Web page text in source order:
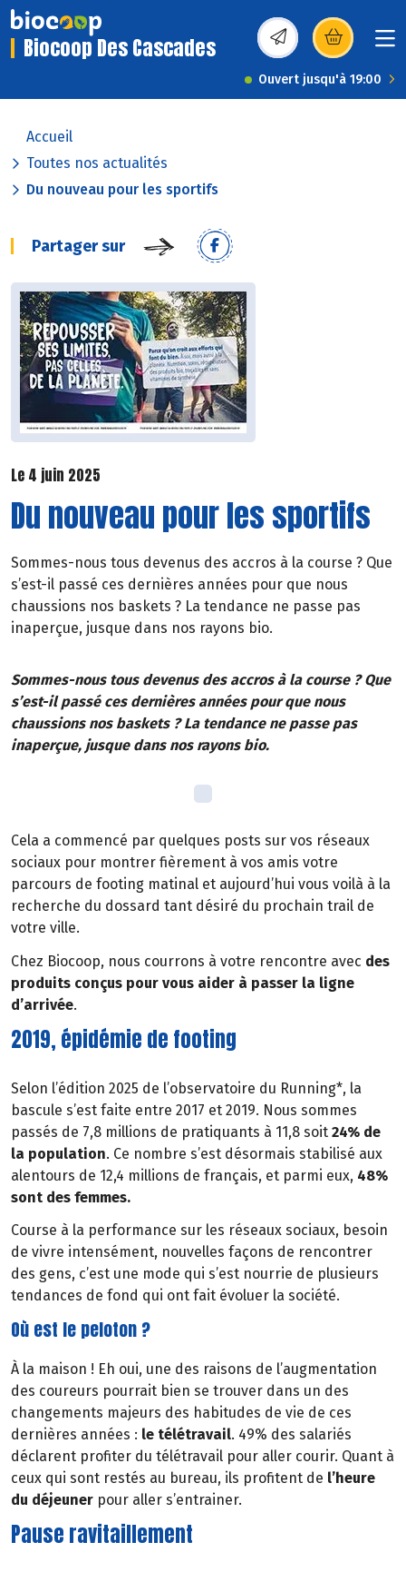
Biocoop Des Cascades (s’ouvre dans une
Ouvert jusqu'à 19:00
Accueil
Toutes nos actualités
Du nouveau pour les sportifs
Partager sur
Le 4 juin 2025
Du nouveau pour les sportifs
Sommes-nous tous devenus des accros à la course ? Que
s’est-il passé ces dernières années pour que nous
chaussions nos baskets ? La tendance ne passe pas
inaperçue, jusque dans nos rayons bio.
Sommes-nous tous devenus des accros à la course ? Que
s’est-il passé ces dernières années pour que nous
chaussions nos baskets ? La tendance ne passe pas
inaperçue, jusque dans nos rayons bio.
Cela a commencé par quelques posts sur vos réseaux
sociaux pour montrer fièrement à vos amis votre
parcours de footing matinal et aujourd’hui vous voilà à la
recherche du dossard tant désiré du prochain trail de
votre ville.
Chez Biocoop, nous courrons à votre rencontre avec des
produits conçus pour vous aider à passer la ligne
d’arrivée.
2019, épidémie de footing
Selon l’édition 2025 de l’observatoire du Running*, la
bascule s’est faite entre 2017 et 2019. Nous sommes
passés de 7,8 millions de pratiquants à 11,8 soit 24% de
la population. Ce nombre s’est désormais stabilisé aux
alentours de 12,4 millions de français, et parmi eux, 48%
sont des femmes.
Course à la performance sur les réseaux sociaux, besoin
de vivre intensément, nouvelles façons de rencontrer
des gens, c’est une mode qui s’est nourrie de plusieurs
tendances de fond qui ont fait évoluer la société.
Où est le peloton ?
À la maison ! Eh oui, une des raisons de l’augmentation
des coureurs pourrait bien se trouver dans un des
changements majeurs des habitudes de vie de ces
dernières années : le télétravail. 49% des salariés
déclarent profiter du télétravail pour aller courir. Quant à
ceux qui sont restés au bureau, ils profitent de l’heure
du déjeuner pour aller s’entrainer.
Pause ravitaillement